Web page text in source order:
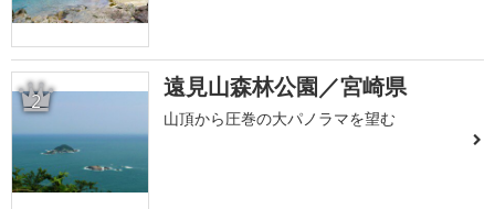
2 遠見山森林公園／宮崎県
山頂から圧巻の大パノラマを望む